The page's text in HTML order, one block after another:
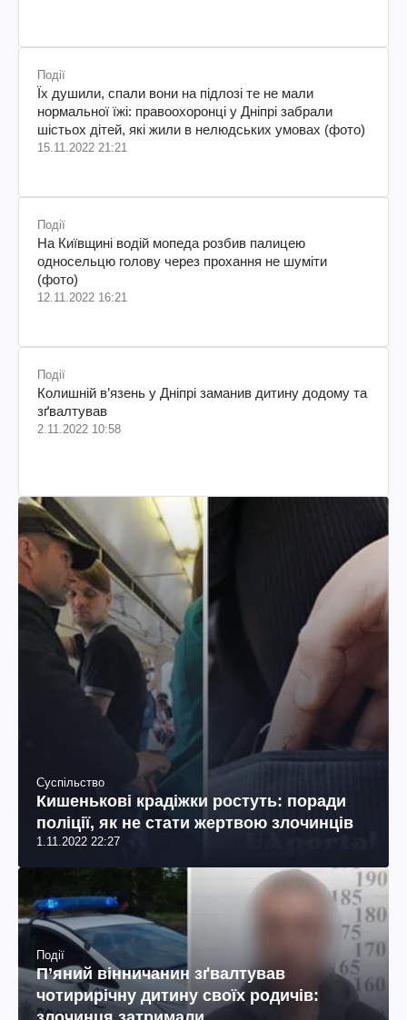
Події
Їх душили, спали вони на підлозі те не мали
нормальної їжі: правоохоронці у Дніпрі забрали
шістьох дітей, які жили в нелюдських умовах (фото)
15.11.2022 21:21
Події
На Київщині водій мопеда розбив палицею
односельцю голову через прохання не шуміти
(фото)
12.11.2022 16:21
Події
Колишній в’язень у Дніпрі заманив дитину додому та
зґвалтував
2.11.2022 10:58
Суспільство
Кишенькові крадіжки ростуть: поради
поліції, як не стати жертвою злочинців
1.11.2022 22:27
Події
П’яний вінничанин зґвалтував
чотирирічну дитину своїх родичів: